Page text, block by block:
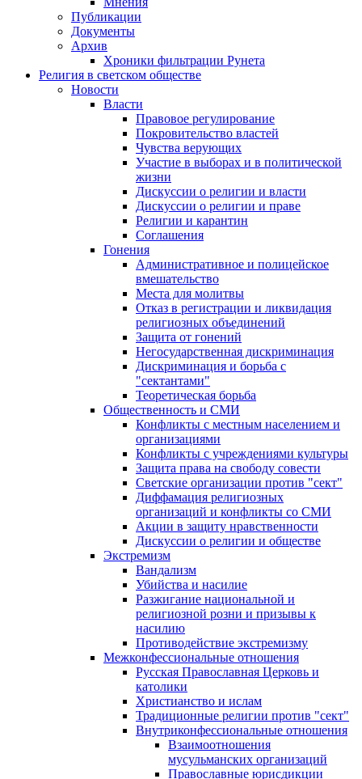
Публикации
Документы
Архив
Хроники фильтрации Рунета
Религия в светском обществе
Новости
Власти
Правовое регулирование
Покровительство властей
Чувства верующих
Участие в выборах и в политической
жизни
Дискуссии о религии и власти
Дискуссии о религии и праве
Религии и карантин
Соглашения
Гонения
Административное и полицейское
вмешательство
Места для молитвы
Отказ в регистрации и ликвидация
религиозных объединений
Защита от гонений
Негосударственная дискриминация
Дискриминация и борьба с
"сектантами"
Теоретическая борьба
Общественность и СМИ
Конфликты с местным населением и
организациями
Конфликты с учреждениями культуры
Защита права на свободу совести
Светские организации против "сект"
Диффамация религиозных
организаций и конфликты со СМИ
Акции в защиту нравственности
Дискуссии о религии и обществе
Экстремизм
Вандализм
Убийства и насилие
Разжигание национальной и
религиозной розни и призывы к
насилию
Противодействие экстремизму
Межконфессиональные отношения
Русская Православная Церковь и
католики
Христианство и ислам
Традиционные религии против "сект"
Внутриконфессиональные отношения
Взаимоотношения
мусульманских организаций
Православные юрисдикции